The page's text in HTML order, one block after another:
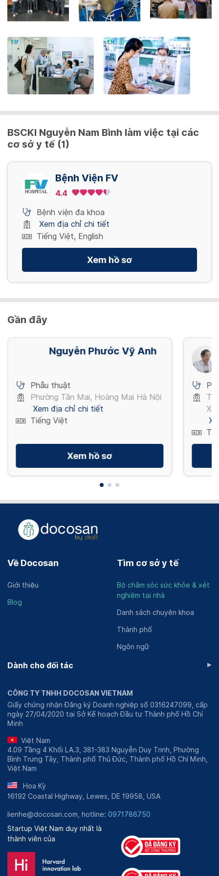
the
keyboard
shortcuts
for
changing
dates.
BSCKI Nguyễn Nam Bình làm việc tại các
cơ sở y tế (1)
Bệnh Viện FV
4.4
Bệnh viện đa khoa
Xem địa chỉ chi tiết
Tiếng Việt, English
Xem hồ sơ
Gần đây
Nguyễn Phước Vỹ Anh
Phẫu thuật
Phường Tân Mai, Hoàng Mai Hà Nội
Xem địa chỉ chi tiết
Tiếng Việt
Xem hồ sơ
Về Docosan
Giới thiệu
Blog
Tìm cơ sở y tế
Bộ chăm sóc sức khỏe & xét
nghiệm tại nhà
Danh sách chuyên khoa
Thành phố
Ngôn ngữ
Dành cho đối tác ▸
CÔNG TY TNHH DOCOSAN VIETNAM
Giấy chứng nhận Đăng ký Doanh nghiệp số 0316247099, cấp
ngày 27/04/2020 tại Sở Kế hoạch Đầu tư Thành phố Hồ Chí
Minh
Việt Nam
4.09 Tầng 4 Khối LA.3, 381-383 Nguyễn Duy Trinh, Phường
Bình Trưng Tây, Thành phố Thủ Đức, Thành phố Hồ Chí Minh,
Việt Nam
Hoa Kỳ
16192 Coastal Highway, Lewes, DE 19958, USA
lienhe@docosan.com, hotline: 0971786750
Startup Việt Nam duy nhất là
thành viên của